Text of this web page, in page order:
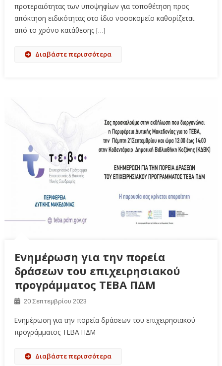
προτεραιότητας των υποψηφίων για τοποθέτηση προς
απόκτηση ειδικότητας στο ίδιο νοσοκομείο καθορίζεται
από το χρόνο κατάθεσης […]
Διαβάστε περισσότερα
Ενημέρωση για την πορεία
δράσεων του επιχειρησιακού
προγράμματος ΤΕΒΑ ΠΔΜ
20 Σεπτεμβρίου 2023
Ενημέρωση για την πορεία δράσεων του επιχειρησιακού
προγράμματος ΤΕΒΑ ΠΔΜ
Διαβάστε περισσότερα